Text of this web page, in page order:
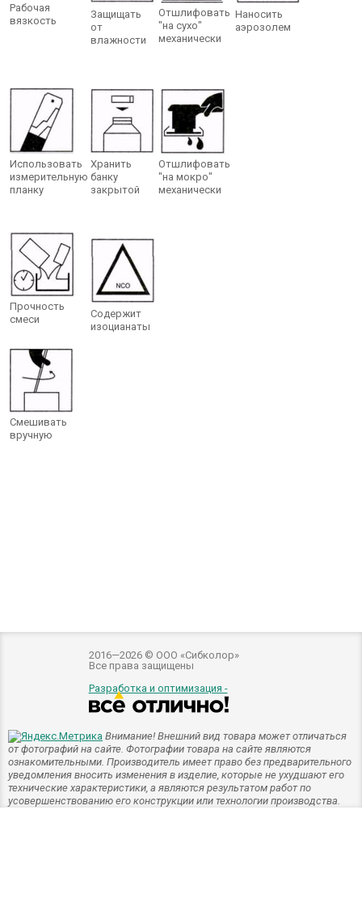
Рабочая
вязкость
Защищать
от
влажности
Отшлифовать
"на сухо"
механически
Наносить
аэрозолем
Использовать
измерительную
планку
Хранить
банку
закрытой
Отшлифовать
"на мокро"
механически
Прочность
смеси
Содержит
изоцианаты
Смешивать
вручную
2016—2026 © ООО «Сибколор»
Все права защищены
Разработка и оптимизация -
Внимание! Внешний вид товара может отличаться
от фотографий на сайте. Фотографии товара на сайте являются
ознакомительными. Производитель имеет право без предварительного
уведомления вносить изменения в изделие, которые не ухудшают его
технические характеристики, а являются результатом работ по
усовершенствованию его конструкции или технологии производства.